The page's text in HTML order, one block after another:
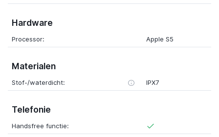
Hardware
Processor: Apple S5
Materialen
Stof-/waterdicht: IPX7
Telefonie
Handsfree functie: